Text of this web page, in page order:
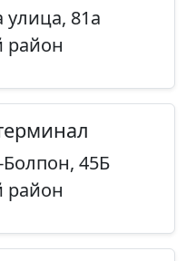
81а
район
45Б
район